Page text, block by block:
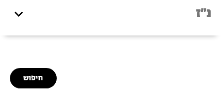
נ"ז